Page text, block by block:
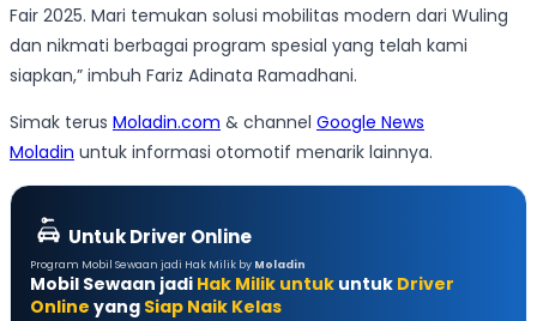
Fair 2025. Mari temukan solusi mobilitas modern dari Wuling
dan nikmati berbagai program spesial yang telah kami
siapkan,” imbuh Fariz Adinata Ramadhani.
Simak terus Moladin.com & channel Google News
Moladin untuk informasi otomotif menarik lainnya.
Untuk Driver Online
Program Mobil Sewaan jadi Hak Milik by Moladin
Mobil Sewaan jadi Hak Milik untuk untuk Driver
Online yang Siap Naik Kelas